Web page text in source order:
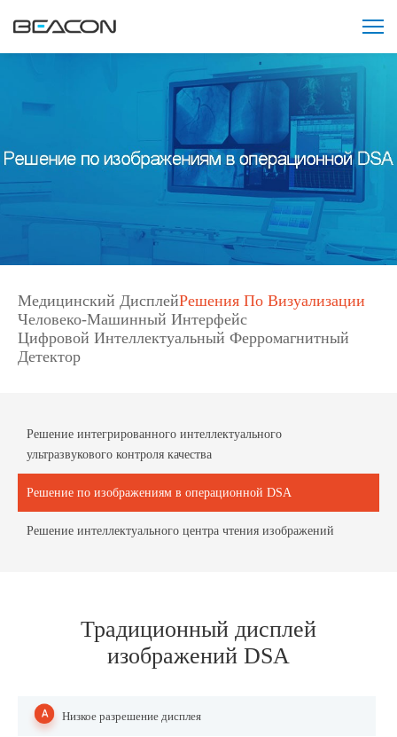
Медицинский ДисплейРешения По Визуализации
Человеко-Машинный Интерфейс
Цифровой Интеллектуальный Ферромагнитный
Детектор
Решение интегрированного интеллектуального
ультразвукового контроля качества
Решение по изображениям в операционной DSA
Решение интеллектуального центра чтения изображений
Традиционный дисплей
изображений DSA
Низкое разрешение дисплея